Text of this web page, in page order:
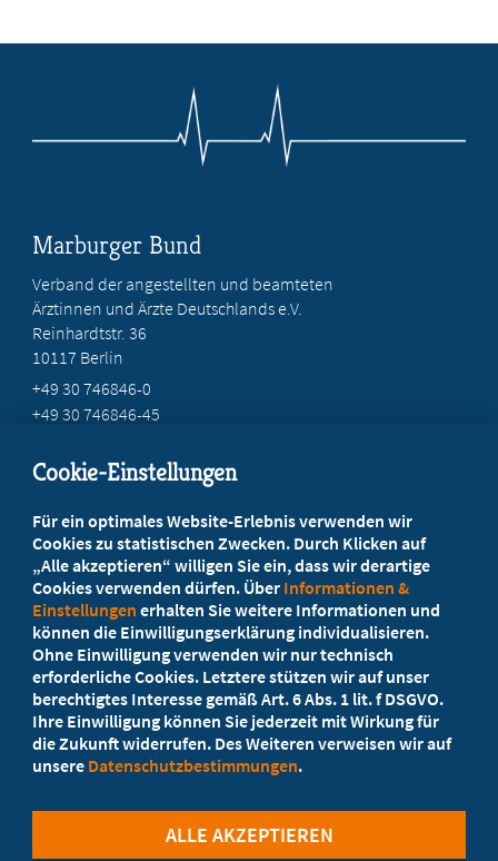
Marburger Bund
Verband der angestellten und beamteten
Ärztinnen und Ärzte Deutschlands e.V.
Reinhardtstr. 36
10117 Berlin
+49 30 746846-0
+49 30 746846-45
Ihr Landesverband berät Sie!
Ansprechpartner
Werden Sie jetzt Mitglied!
5 Vorteile einer Mitgliedschaft
Cookie-Einstellungen
Für ein optimales Website-Erlebnis verwenden wir
Cookies zu statistischen Zwecken. Durch Klicken auf
„Alle akzeptieren“ willigen Sie ein, dass wir derartige
Cookies verwenden dürfen. Über Informationen &
Einstellungen erhalten Sie weitere Informationen und
können die Einwilligungserklärung individualisieren.
Ohne Einwilligung verwenden wir nur technisch
erforderliche Cookies. Letztere stützen wir auf unser
berechtigtes Interesse gemäß Art. 6 Abs. 1 lit. f DSGVO.
Ihre Einwilligung können Sie jederzeit mit Wirkung für
die Zukunft widerrufen. Des Weiteren verweisen wir auf
unsere Datenschutzbestimmungen.
ALLE AKZEPTIEREN